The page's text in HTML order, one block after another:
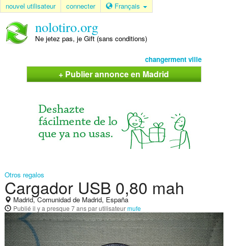
nouvel utilisateur connecter Français
nolotiro.org
Ne jetez pas, je Gift (sans conditions)
changerment ville
+ Publier annonce en Madrid
Otros regalos
Cargador USB 0,80 mah
Madrid, Comunidad de Madrid, España
Publié il y a presque 7 anspar utilisateurmufe